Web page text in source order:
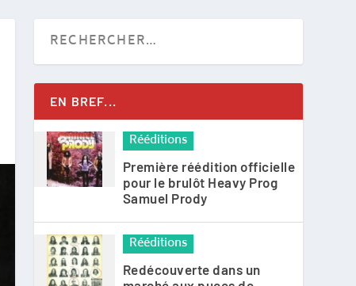
EN BREF...
Rééditions
Première réédition officielle
pour le brulôt Heavy Prog
Samuel Prody
Rééditions
Redécouverte dans un